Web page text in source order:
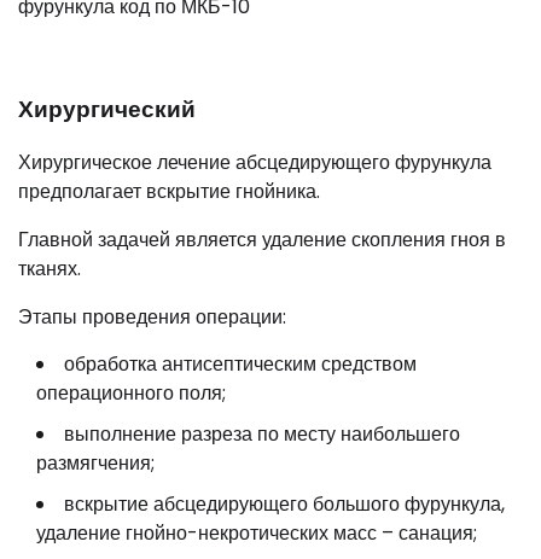
Хирургический
Хирургическое лечение абсцедирующего фурункула
предполагает вскрытие гнойника.
Главной задачей является удаление скопления гноя в
тканях.
Этапы проведения операции:
обработка антисептическим средством
операционного поля;
выполнение разреза по месту наибольшего
размягчения;
вскрытие абсцедирующего большого фурункула,
удаление гнойно-некротических масс – санация;